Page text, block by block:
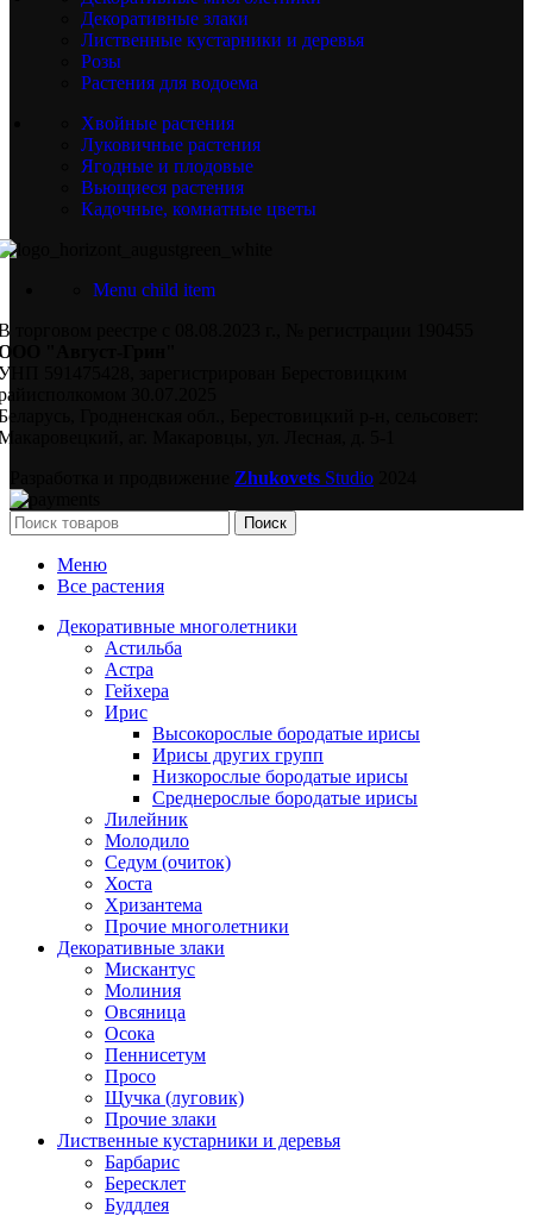
Декоративные злаки
Лиственные кустарники и деревья
Розы
Растения для водоема
Хвойные растения
Луковичные растения
Ягодные и плодовые
Вьющиеся растения
Кадочные, комнатные цветы
Menu child item
торговом реестре с 08.08.2023 г., № регистрации 190455
"Август-Грин"
591475428, зарегистрирован Берестовицким
30.07.2025
Гродненская обл., Берестовицкий р-н, сельсовет:
аг. Макаровцы, ул. Лесная, д. 5-1
Zhukovets Studio
Поиск
Меню
Все растения
Декоративные многолетники
Астильба
Астра
Гейхера
Ирис
Высокорослые бородатые ирисы
Ирисы других групп
Низкорослые бородатые ирисы
Среднерослые бородатые ирисы
Лилейник
Молодило
Седум (очиток)
Хоста
Хризантема
Прочие многолетники
Декоративные злаки
Мискантус
Молиния
Овсяница
Осока
Пеннисетум
Просо
Щучка (луговик)
Прочие злаки
Лиственные кустарники и деревья
Барбарис
Бересклет
Буддлея